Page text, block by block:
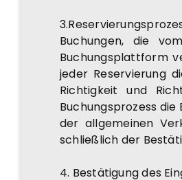
Buchungen, die
Buchungsplattform
jeder Reservierung
Richtigkeit und
Buchungsprozess
der allgemeinen
schließlich der
4. Bestätigung des